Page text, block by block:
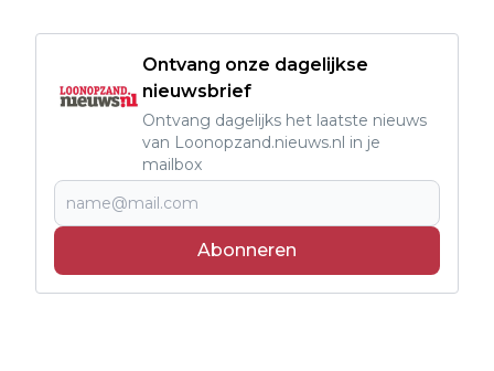
Ontvang onze dagelijkse
nieuwsbrief
Ontvang dagelijks het laatste nieuws
van Loonopzand.nieuws.nl in je
mailbox
Abonneren